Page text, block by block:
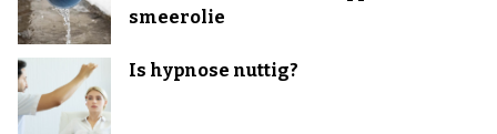
smeerolie
Is hypnose nuttig?